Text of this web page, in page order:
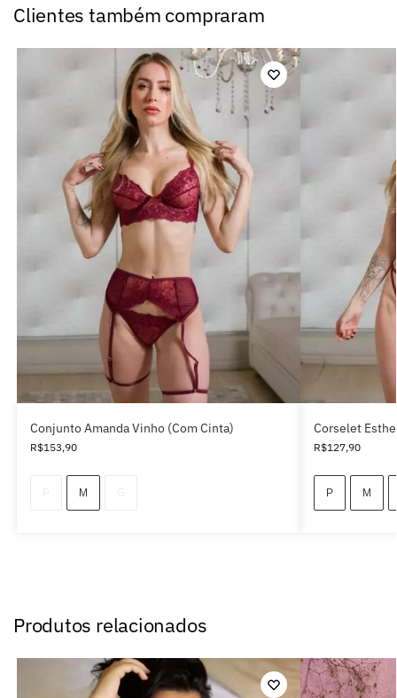
Clientes também compraram
Conjunto Amanda Vinho (com Cinta)
R$153,90
M
Corselet
R$127,90
P M
Produtos relacionados